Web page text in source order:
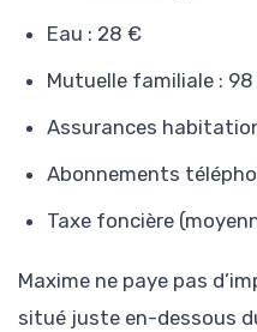
Eau : 28 €
Mutuelle familiale :
Assurances
Abonnements
Taxe foncière
Maxime ne paye pas
situé juste en-dessous